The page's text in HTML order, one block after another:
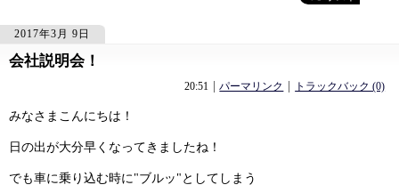
2017年3月 9日
会社説明会！
20:51 パーマリンク トラックバック (0)
みなさまこんにちは！
日の出が大分早くなってきましたね！
でも車に乗り込む時に"ブルッ"としてしまう